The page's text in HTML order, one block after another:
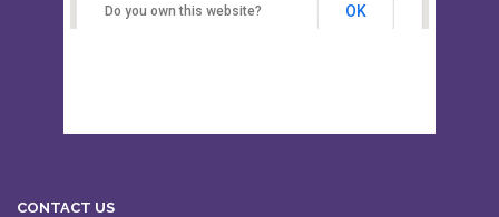
Do you own this website? OK
CONTACT US